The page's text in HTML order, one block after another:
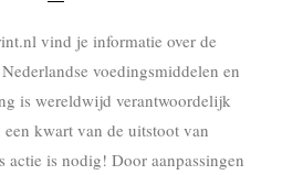
vind je informatie over de
voedingsmiddelen en
is wereldwijd verantwoordelijk
een kwart van de uitstoot van
actie is nodig! Door aanpassingen